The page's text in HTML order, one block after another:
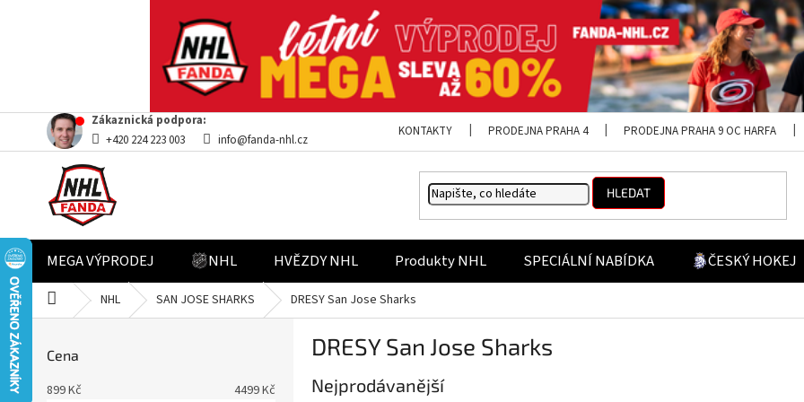
Přejít
obsah
Zákaznická podpora:
+420 224 223 003
info@fanda-nhl.cz
KONTAKTY PRODEJNA PRAHA 4 PRODEJNA PRAHA 9 OC HARFA
HLEDAT
MEGA VÝPRODEJ NHL HVĚZDY NHL Produkty NHL SPECIÁLNÍ NABÍDKA ČESKÝ HOKEJ
Domů NHL SAN JOSE SHARKS DRESY San Jose Sharks
Cena
899Kč 4499Kč
DRESY San Jose Sharks
Nejprodávanější